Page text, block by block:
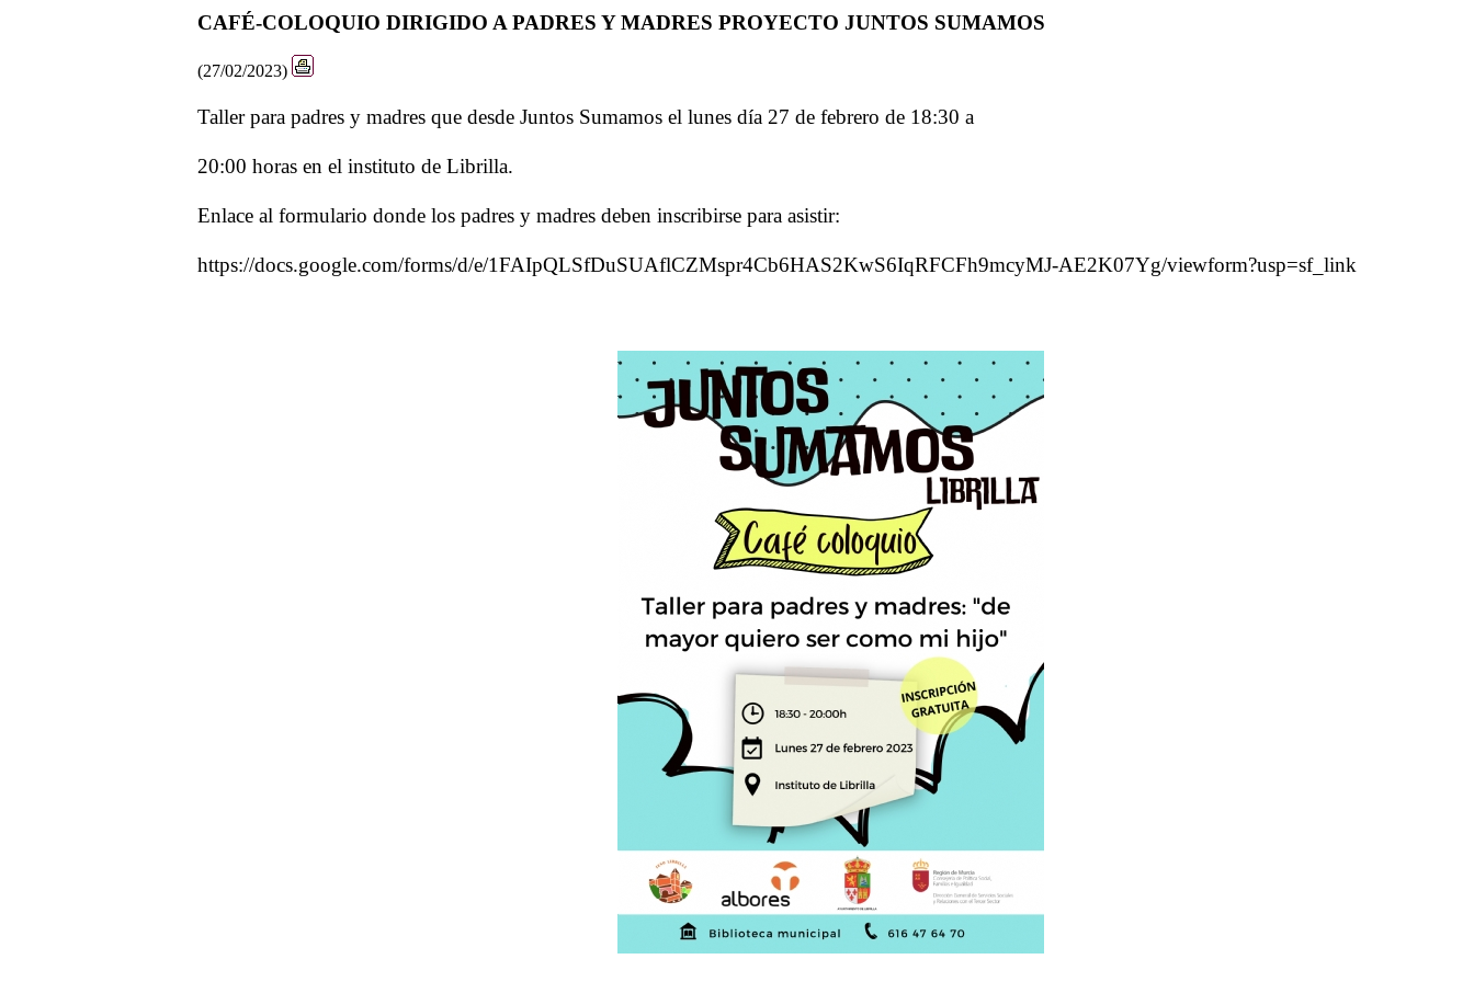
CAFÉ-COLOQUIO DIRIGIDO A PADRES Y MADRES PROYECTO JUNTOS SUMAMOS
(27/02/2023)
Taller para padres y madres que desde Juntos Sumamos el lunes día 27 de febrero de 18:30 a
20:00 horas en el instituto de Librilla.
Enlace al formulario donde los padres y madres deben inscribirse para asistir:
https://docs.google.com/forms/d/e/1FAIpQLSfDuSUAflCZMspr4Cb6HAS2KwS6IqRFCFh9mcyMJ-AE2K07Yg/viewform?usp=sf_link